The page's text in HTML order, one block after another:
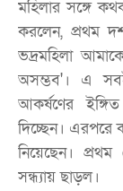
মহিলার সঙ্গে
করলেন, প্রথম
ভদ্রমহিলা
অসম্ভব'। এ সবই
আকর্ষণের
দিচ্ছেন। এরপরে
নিয়েছেন।
সন্ধ্যায় ছাড়ল।